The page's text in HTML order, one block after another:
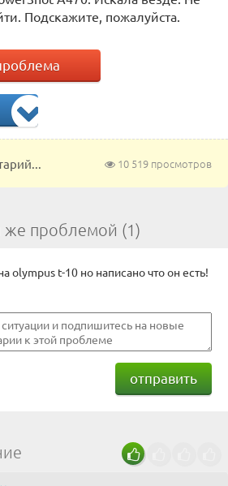
Подскажите, пожалуйста.
10 519 просмотров
же проблемой (1)
olympus t-10 но написано что он есть!
отправить